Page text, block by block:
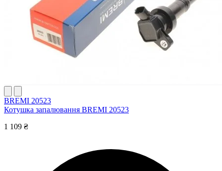
BREMI 20523
Котушка запалювання BREMI 20523
1 109 ₴